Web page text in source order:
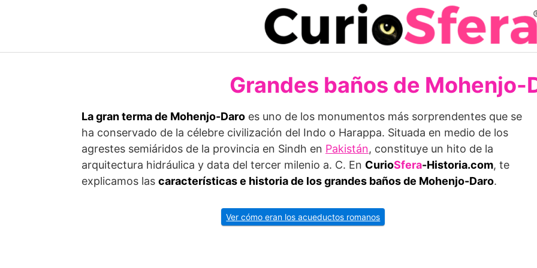
Grandes baños de Mohenjo-
La gran terma de Mohenjo-Daro es uno de los monumentos más sorprendentes que se
ha conservado de la célebre civilización del Indo o Harappa. Situada en medio de los
agrestes semiáridos de la provincia en Sindh en Pakistán, constituye un hito de la
arquitectura hidráulica y data del tercer milenio a. C. En CurioSfera-Historia.com, te
explicamos las características e historia de los grandes baños de Mohenjo-Daro.
Ver cómo eran los acueductos romanos